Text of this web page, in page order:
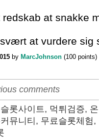
redskab at snakke
at vurdere sig
by MarcJohnson (100 points)
comments
롯사이트, 먹튀검증,
뮤니티, 무료슬롯체험
슬롯